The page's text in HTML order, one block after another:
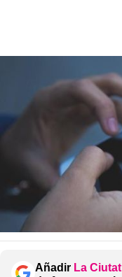
Añadir La Ciutat